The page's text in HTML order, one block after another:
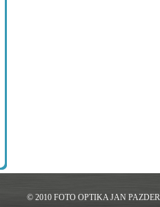
© 2010 FOTO OPTIKA JAN